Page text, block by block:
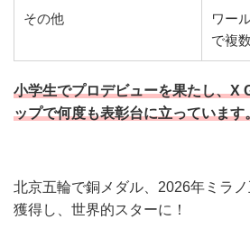
その他
ワー
で複
小学生でプロデビューを果たし、X
ップで何度も表彰台に立っています
北京五輪で銅メダル、2026年ミラ
獲得し、世界的スターに！